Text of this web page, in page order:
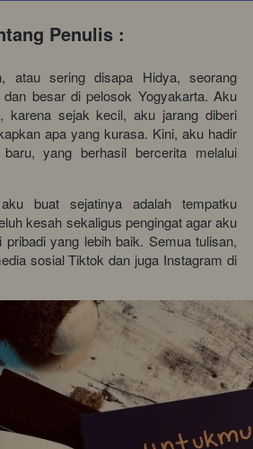
Penulis :
atau sering disapa Hidya, seorang
besar di pelosok Yogyakarta. Aku
karena sejak kecil, aku jarang diberi
apa yang kurasa. Kini, aku hadir
yang berhasil bercerita melalui
buat sejatinya adalah tempatku
kesah sekaligus pengingat agar aku
yang lebih baik. Semua tulisan,
sosial Tiktok dan juga Instagram di